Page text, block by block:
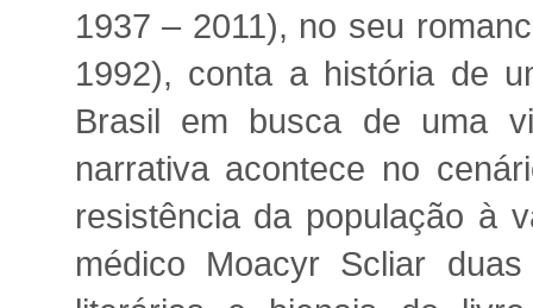
1937 – 2011), no seu
1992), conta a história de
Brasil em busca de uma
narrativa acontece no
resistência da população à
médico Moacyr Scliar